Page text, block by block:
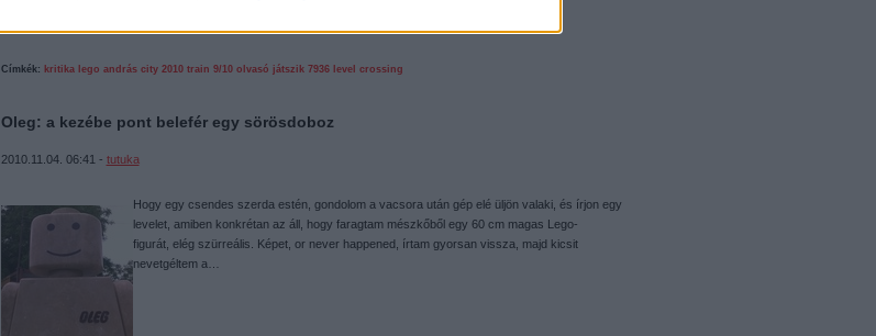
Címkék: kritika lego andrás city 2010 train 9/10 olvasó játszik 7936 level crossing
Oleg: a kezébe pont belefér egy sörösdoboz
2010.11.04. 06:41 - tutuka
Hogy egy csendes szerda estén, gondolom a vacsora után gép elé üljön valaki, és írjon egy
levelet, amiben konkrétan az áll, hogy faragtam mészkőből egy 60 cm magas Lego-
figurát, elég szürreális. Képet, or never happened, írtam gyorsan vissza, majd kicsit
nevetgéltem a…